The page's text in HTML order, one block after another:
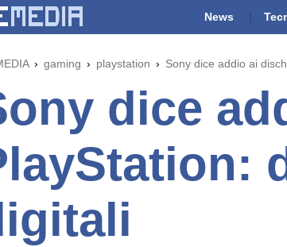
News
gaming playstation Sony dice addio ai
dice